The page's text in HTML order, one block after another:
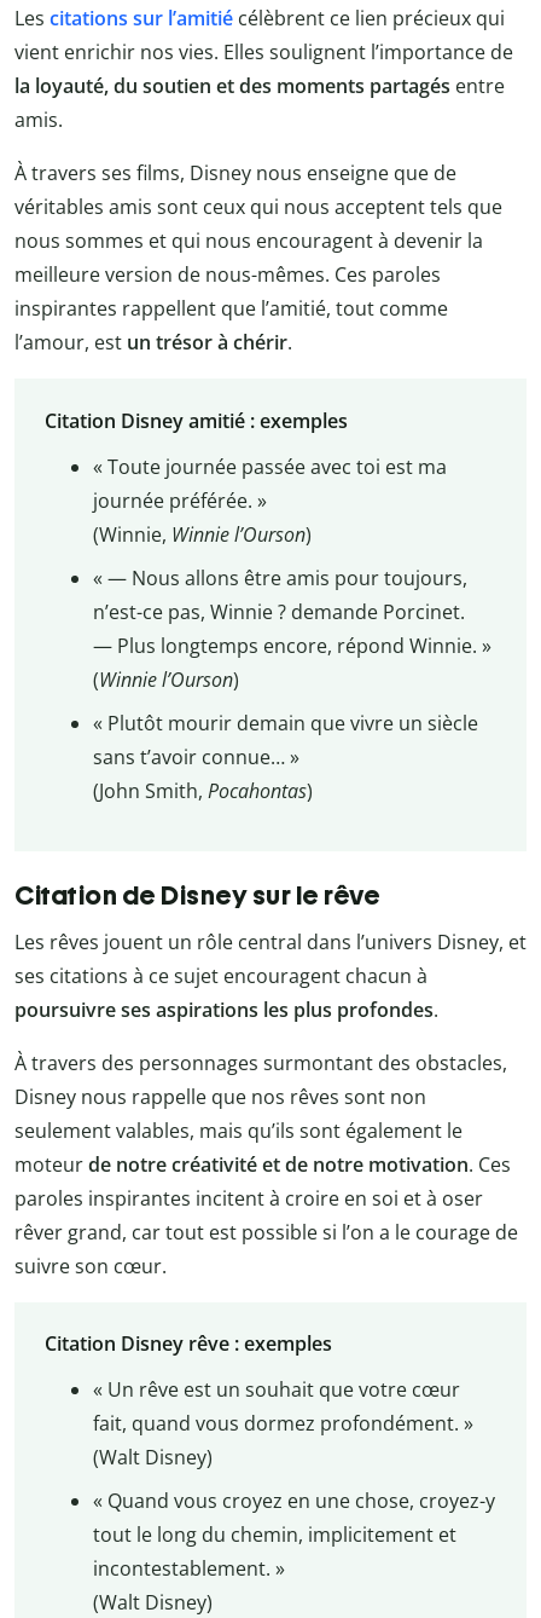
Les citations sur l’amitié célèbrent ce lien précieux qui
vient enrichir nos vies. Elles soulignent l’importance de
la loyauté, du soutien et des moments partagés entre
amis.
À travers ses films, Disney nous enseigne que de
véritables amis sont ceux qui nous acceptent tels que
nous sommes et qui nous encouragent à devenir la
meilleure version de nous-mêmes. Ces paroles
inspirantes rappellent que l’amitié, tout comme
l’amour, est un trésor à chérir.
Citation Disney amitié : exemples
« Toute journée passée avec toi est ma
journée préférée. »
(Winnie, Winnie l’Ourson)
« — Nous allons être amis pour toujours,
n’est-ce pas, Winnie ? demande Porcinet.
— Plus longtemps encore, répond Winnie. »
(Winnie l’Ourson)
« Plutôt mourir demain que vivre un siècle
sans t’avoir connue… »
(John Smith, Pocahontas)
Citation de Disney sur le rêve
Les rêves jouent un rôle central dans l’univers Disney, et
ses citations à ce sujet encouragent chacun à
poursuivre ses aspirations les plus profondes.
À travers des personnages surmontant des obstacles,
Disney nous rappelle que nos rêves sont non
seulement valables, mais qu’ils sont également le
moteurde notre créativité et de notre motivation. Ces
paroles inspirantes incitent à croire en soi et à oser
rêver grand, car tout est possible si l’on a le courage de
suivre son cœur.
Citation Disney rêve : exemples
« Un rêve est un souhait que votre cœur
fait, quand vous dormez profondément. »
(Walt Disney)
« Quand vous croyez en une chose, croyez-y
tout le long du chemin, implicitement et
incontestablement. »
(Walt Disney)